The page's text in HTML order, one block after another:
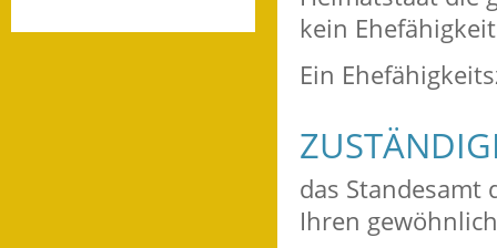
kein
Ein
das Standesamt
Ihren